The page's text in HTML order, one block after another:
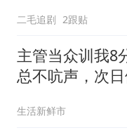
二毛追剧 2跟贴
主管当众训我8
总不吭声，次
生活新鲜市